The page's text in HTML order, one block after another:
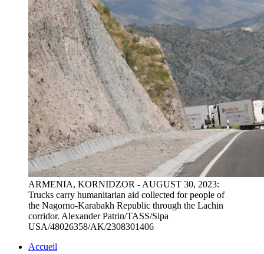
ARMENIA, KORNIDZOR - AUGUST 30, 2023:
Trucks carry humanitarian aid collected for people of
the Nagorno-Karabakh Republic through the Lachin
corridor. Alexander Patrin/TASS/Sipa
USA/48026358/AK/2308301406
Accueil